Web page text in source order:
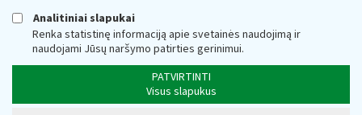
Analitiniai slapukai
Renka statistinę informaciją apie svetainės naudojimą ir
naudojami Jūsų naršymo patirties gerinimui.
PATVIRTINTI
Visus slapukus